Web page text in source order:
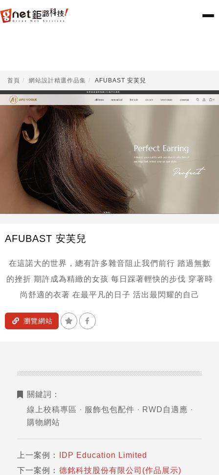
首頁 網站設計精選作品集 AFUBAST 安芙兒
AFUBAST 安芙兒
在這諾大的世界，總有許多雜音阻止我們前行 踏過無數
的挫折 期許成為精緻的女孩 每日踩著輕快的步伐 穿著時
尚舒適的衣著 在最平凡的日子 活出最閃耀的自己
瀏覽網站
關鍵詞：
線上校稿專區
服飾包包配件
RWD自適應
購物網站
上一案例：
IDP Education Limited
下一案例： 德銘科技股份有限公司(作品展示)